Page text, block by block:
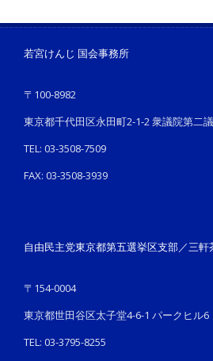
若宮けんじ 国会事務所
〒100-8982
東京都千代田区永田町2-1-2 衆議院第二
TEL: 03-3508-7509
FAX: 03-3508-3939
自由民主党東京都第五選挙区支部／三軒
〒154-0004
東京都世田谷区太子堂4-6-1 パークヒル6
TEL: 03-3795-8255